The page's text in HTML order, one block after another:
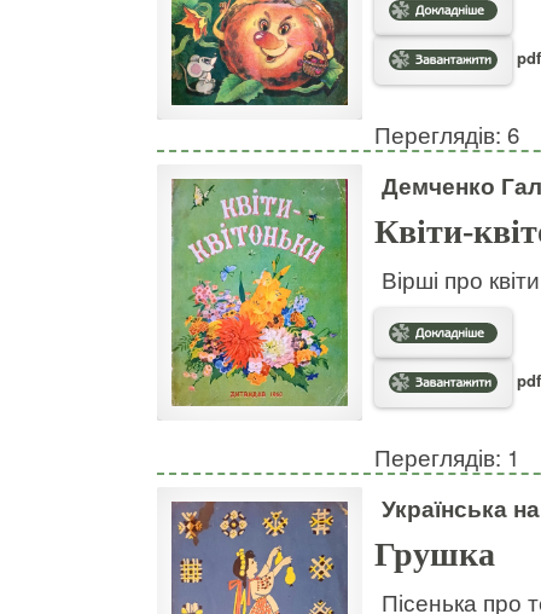
Переглядів: 6
Демченко
Квіти-
Вірші про
Переглядів: 1
Українська
Грушка
Пісенька про